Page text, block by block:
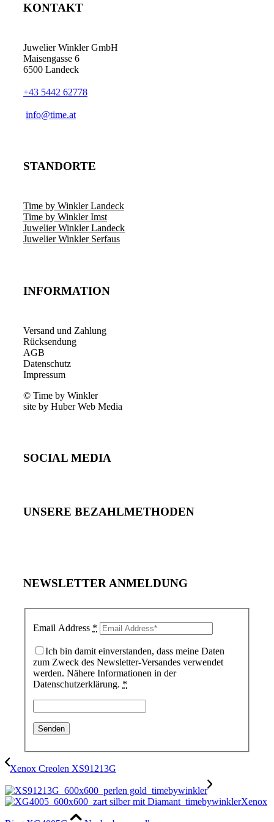
KONTAKT
Juwelier Winkler GmbH
Maisengasse 6
6500 Landeck
+43 5442 62778
info@time.at
STANDORTE
Time by Winkler Landeck
Time by Winkler Imst
Juwelier Winkler Landeck
Juwelier Winkler Serfaus
INFORMATION
Versand und Zahlung
Rücksendung
AGB
Datenschutz
Impressum
© Time by Winkler
site by Huber Web Media
SOCIAL MEDIA
UNSERE BEZAHLMETHODEN
NEWSLETTER ANMELDUNG
Email Address *
Ich bin damit einverstanden, dass meine Daten
zum Zweck des Newsletter-Versandes verwendet
werden. Nähere Informationen in der
Datenschutzerklärung. *
Xenox Creolen XS91213G
Xenox